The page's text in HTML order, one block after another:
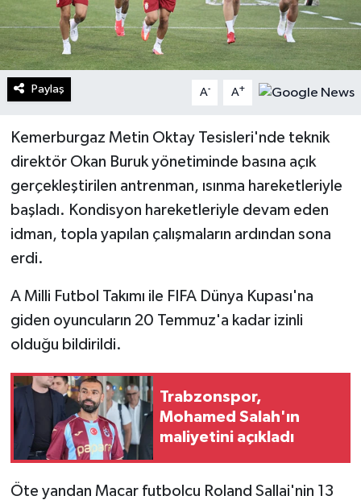
Paylaş A- A+
Kemerburgaz Metin Oktay Tesisleri'nde teknik
direktör Okan Buruk yönetiminde basına açık
gerçekleştirilen antrenman, ısınma hareketleriyle
başladı. Kondisyon hareketleriyle devam eden
idman, topla yapılan çalışmaların ardından sona
erdi.
A Milli Futbol Takımı ile FIFA Dünya Kupası'na
giden oyuncuların 20 Temmuz'a kadar izinli
olduğu bildirildi.
Trabzonspor,
Mohamed Salah'ın
maliyetini açıkladı
Öte yandan Macar futbolcu Roland Sallai'nin 13